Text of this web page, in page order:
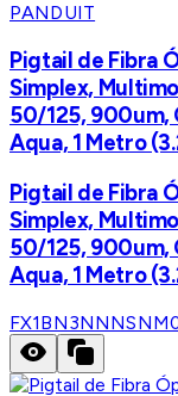
PANDUIT
Pigtail de Fibra
Simplex,
50/125, 900um,
Aqua, 1 Metro
Pigtail de Fibra
Simplex,
50/125, 900um,
Aqua, 1 Metro